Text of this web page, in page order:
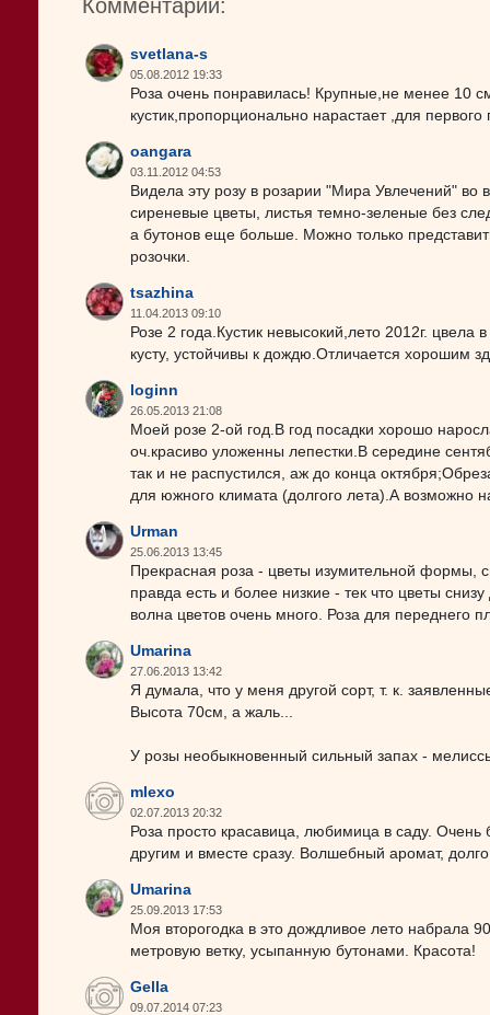
Комментарии:
svetlana-s
05.08.2012 19:33
Роза очень понравилась! Крупные,не менее 10
кустик,пропорционально нарастает ,для
oangara
03.11.2012 04:53
Видела эту розу в розарии "Мира Увлечений"
сиреневые цветы, листья темно-зеленые без
а бутонов еще больше. Можно только
розочки.
tsazhina
11.04.2013 09:10
Розе 2 года.Кустик невысокий,лето 2012г.
кусту, устойчивы к дождю.Отличается хорошим
loginn
26.05.2013 21:08
Моей розе 2-ой год.В год посадки хорошо
оч.красиво уложенны лепестки.В середине
так и не распустился, аж до конца
для южного климата (долгого лета).А возможно
Urman
25.06.2013 13:45
Прекрасная роза - цветы изумительной формы,
правда есть и более низкие - тек что цветы
волна цветов очень много. Роза для переднего
Umarina
27.06.2013 13:42
Я думала, что у меня другой сорт, т. к.
Высота 70см, а жаль...
У розы необыкновенный сильный запах -
mlexo
02.07.2013 20:32
Роза просто красавица, любимица в саду.
другим и вместе сразу. Волшебный аромат,
Umarina
25.09.2013 17:53
Моя второгодка в это дождливое лето набрала
метровую ветку, усыпанную бутонами. Красота!
Gella
09.07.2014 07:23